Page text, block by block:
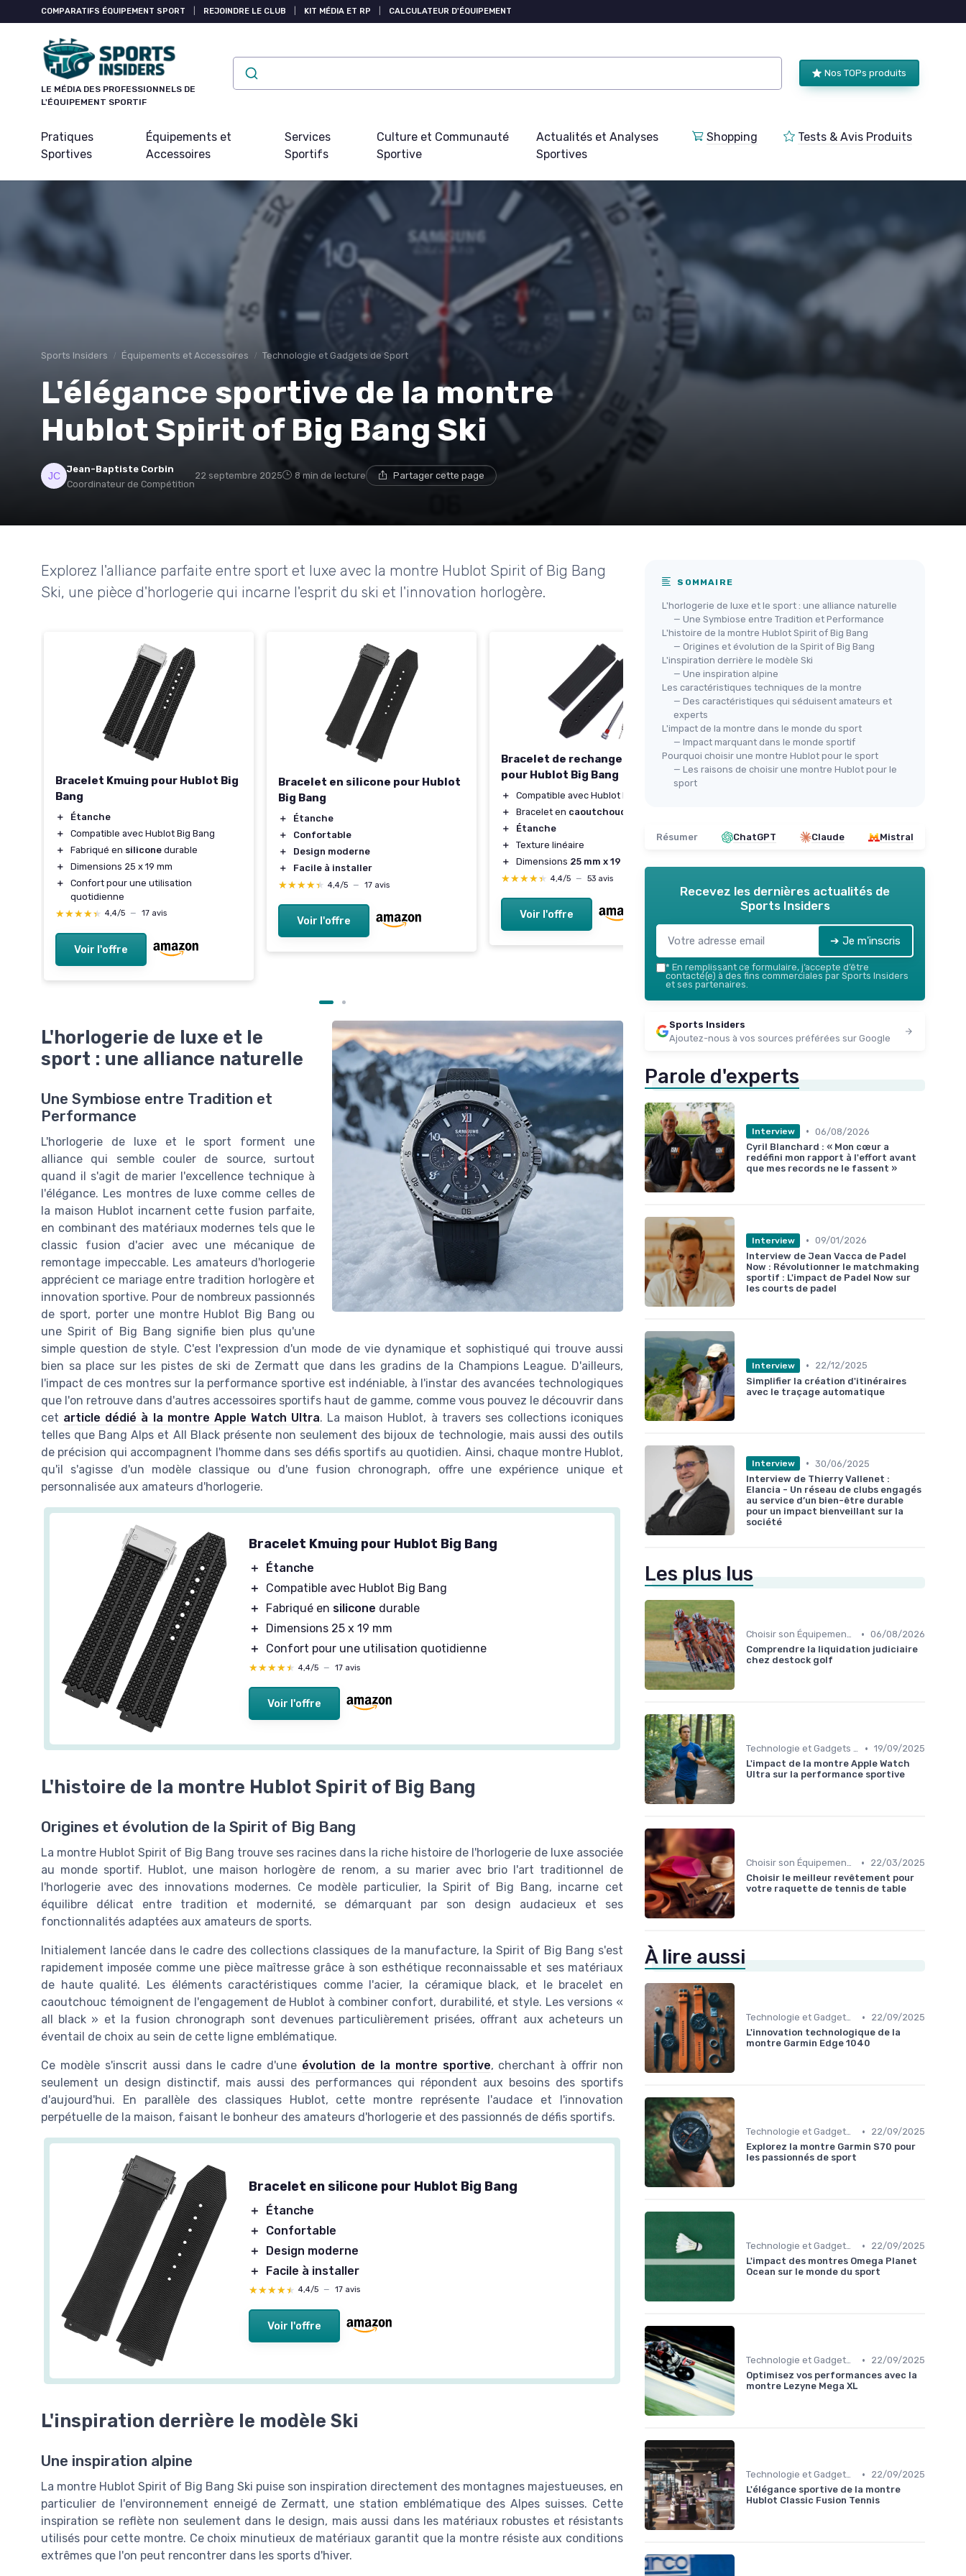
COMPARATIFS ÉQUIPEMENT SPORT REJOINDRE LE CLUB KIT MÉDIA ET RP CALCULATEUR D'ÉQUIPEMENT
LE MÉDIA DES PROFESSIONNELS DE
L'ÉQUIPEMENT SPORTIF
Nos TOPs produits
Pratiques
Sportives
Équipements et
Accessoires
Services
Sportifs
Culture et Communauté
Sportive
Actualités et Analyses
Sportives
Shopping Tests & Avis Produits
Sports Insiders Équipements et Accessoires Technologie et Gadgets de Sport
L'élégance sportive de la montre
Hublot Spirit of Big Bang Ski
Jean-Baptiste Corbin
Coordinateur de Compétition
22 septembre 2025 8 min de lecture Partager cette page
Explorez l'alliance parfaite entre sport et luxe avec la montre Hublot Spirit of Big Bang
Ski, une pièce d'horlogerie qui incarne l'esprit du ski et l'innovation horlogère.
Bracelet Kmuing pour Hublot Big
Bang
＋
Étanche
＋
Compatible avec Hublot Big Bang
＋
Fabriqué en silicone durable
＋
Dimensions 25 x 19 mm
＋
Confort pour une utilisation
quotidienne
★★★★★
★★★★★ 4,4/5 — 17 avis
Voir l'offre
Bracelet en silicone pour Hublot
Big Bang
＋
Étanche
＋
Confortable
＋
Design moderne
＋
Facile à installer
★★★★★
★★★★★ 4,4/5 — 17 avis
Voir l'offre
Bracelet de rechange MCXGL
pour Hublot Big Bang
＋
Compatible avec Hublot Big Bang
＋
Bracelet en caoutchouc
＋
Étanche
＋
Texture linéaire
＋
Dimensions 25 mm x 19 mm
★★★★★
★★★★★ 4,4/5 — 53 avis
Voir l'offre
＋ Bracelet en siliconeconfortable
＋
Waterproofpour une utilisation en
extérieur
Voir l'offre
L'horlogerie de luxe et le
sport : une alliance naturelle
Une Symbiose entre Tradition et
Performance
L'horlogerie de luxe et le sport forment une
alliance qui semble couler de source, surtout
quand il s'agit de marier l'excellence technique à
l'élégance. Les montres de luxe comme celles de
la maison Hublot incarnent cette fusion parfaite,
en combinant des matériaux modernes tels que le
classic fusion d'acier avec une mécanique de
remontage impeccable. Les amateurs d'horlogerie
apprécient ce mariage entre tradition horlogère et
innovation sportive. Pour de nombreux passionnés
de sport, porter une montre Hublot Big Bang ou
une Spirit of Big Bang signifie bien plus qu'une
simple question de style. C'est l'expression d'un mode de vie dynamique et sophistiqué qui trouve aussi
bien sa place sur les pistes de ski de Zermatt que dans les gradins de la Champions League. D'ailleurs,
l'impact de ces montres sur la performance sportive est indéniable, à l'instar des avancées technologiques
que l'on retrouve dans d'autres accessoires sportifs haut de gamme, comme vous pouvez le découvrir dans
cet article dédié à la montre Apple Watch Ultra. La maison Hublot, à travers ses collections iconiques
telles que Bang Alps et All Black présente non seulement des bijoux de technologie, mais aussi des outils
de précision qui accompagnent l'homme dans ses défis sportifs au quotidien. Ainsi, chaque montre Hublot,
qu'il s'agisse d'un modèle classique ou d'une fusion chronograph, offre une expérience unique et
personnalisée aux amateurs d'horlogerie.
Bracelet Kmuing pour Hublot Big Bang
＋
Étanche
＋
Compatible avec Hublot Big Bang
＋
Fabriqué en silicone durable
＋
Dimensions 25 x 19 mm
＋
Confort pour une utilisation quotidienne
★★★★★
★★★★★ 4,4/5 — 17 avis
Voir l'offre
L'histoire de la montre Hublot Spirit of Big Bang
Origines et évolution de la Spirit of Big Bang
La montre Hublot Spirit of Big Bang trouve ses racines dans la riche histoire de l'horlogerie de luxe associée
au monde sportif. Hublot, une maison horlogère de renom, a su marier avec brio l'art traditionnel de
l'horlogerie avec des innovations modernes. Ce modèle particulier, la Spirit of Big Bang, incarne cet
équilibre délicat entre tradition et modernité, se démarquant par son design audacieux et ses
fonctionnalités adaptées aux amateurs de sports.
Initialement lancée dans le cadre des collections classiques de la manufacture, la Spirit of Big Bang s'est
rapidement imposée comme une pièce maîtresse grâce à son esthétique reconnaissable et ses matériaux
de haute qualité. Les éléments caractéristiques comme l'acier, la céramique black, et le bracelet en
caoutchouc témoignent de l'engagement de Hublot à combiner confort, durabilité, et style. Les versions «
all black » et la fusion chronograph sont devenues particulièrement prisées, offrant aux acheteurs un
éventail de choix au sein de cette ligne emblématique.
Ce modèle s'inscrit aussi dans le cadre d'une évolution de la montre sportive, cherchant à offrir non
seulement un design distinctif, mais aussi des performances qui répondent aux besoins des sportifs
d'aujourd'hui. En parallèle des classiques Hublot, cette montre représente l'audace et l'innovation
perpétuelle de la maison, faisant le bonheur des amateurs d'horlogerie et des passionnés de défis sportifs.
Bracelet en silicone pour Hublot Big Bang
＋
Étanche
＋
Confortable
＋
Design moderne
＋
Facile à installer
★★★★★
★★★★★ 4,4/5 — 17 avis
Voir l'offre
L'inspiration derrière le modèle Ski
Une inspiration alpine
La montre Hublot Spirit of Big Bang Ski puise son inspiration directement des montagnes majestueuses, en
particulier de l'environnement enneigé de Zermatt, une station emblématique des Alpes suisses. Cette
inspiration se reflète non seulement dans le design, mais aussi dans les matériaux robustes et résistants
utilisés pour cette montre. Ce choix minutieux de matériaux garantit que la montre résiste aux conditions
extrêmes que l'on peut rencontrer dans les sports d'hiver.
SOMMAIRE
L'horlogerie de luxe et le sport : une alliance naturelle
— Une Symbiose entre Tradition et Performance
L'histoire de la montre Hublot Spirit of Big Bang
— Origines et évolution de la Spirit of Big Bang
L'inspiration derrière le modèle Ski
— Une inspiration alpine
Les caractéristiques techniques de la montre
— Des caractéristiques qui séduisent amateurs et
experts
L'impact de la montre dans le monde du sport
— Impact marquant dans le monde sportif
Pourquoi choisir une montre Hublot pour le sport
— Les raisons de choisir une montre Hublot pour le
sport
Résumer ChatGPT Claude Mistral
Recevez les dernières actualités de
Sports Insiders
➔ Je m'inscris
* En remplissant ce formulaire, j’accepte d’être
contacté(e) à des fins commerciales par Sports Insiders
et ses partenaires.
Sports Insiders
Ajoutez-nous à vos sources préférées sur Google
Parole d'experts
Interview • 06/08/2026
Cyril Blanchard : « Mon cœur a
redéfini mon rapport à l'effort avant
que mes records ne le fassent »
Interview • 09/01/2026
Interview de Jean Vacca de Padel
Now : Révolutionner le matchmaking
sportif : L'impact de Padel Now sur
les courts de padel
Interview •
22/12/2025
Simplifier la création d'itinéraires
avec le traçage automatique
Interview • 30/06/2025
Interview de Thierry Vallenet :
Elancia - Un réseau de clubs engagés
au service d’un bien-être durable
pour un impact bienveillant sur la
société
Les plus lus
Choisir son Équipement Sportif • 06/08/2026
Comprendre la liquidation judiciaire
chez destock golf
Technologie et Gadgets de Sport • 19/09/2025
L'impact de la montre Apple Watch
Ultra sur la performance sportive
Choisir son Équipement Sportif •
22/03/2025
Choisir le meilleur revêtement pour
votre raquette de tennis de table
À lire aussi
Technologie et Gadgets de Sport •
22/09/2025
L'innovation technologique de la
montre Garmin Edge 1040
Technologie et Gadgets de Sport •
22/09/2025
Explorez la montre Garmin S70 pour
les passionnés de sport
Technologie et Gadgets de Sport •
22/09/2025
L'impact des montres Omega Planet
Ocean sur le monde du sport
Technologie et Gadgets de Sport •
22/09/2025
Optimisez vos performances avec la
montre Lezyne Mega XL
Technologie et Gadgets de Sport •
22/09/2025
L'élégance sportive de la montre
Hublot Classic Fusion Tennis
Panneau de gestion des cookies